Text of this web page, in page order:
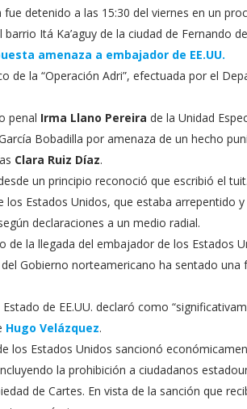
detenido a las 15:30 del viernes en un
Itá Ka’aguy de la ciudad de Fernando
amenaza a embajador de EE.UU.
de la “Operación Adri”, efectuada por el
penal Irma Llano Pereira de la Unidad
Bobadilla por amenaza de un hecho
Clara Ruiz Díaz.
un principio reconoció que escribió el
los Estados Unidos, que estaba arrepentido
declaraciones a un medio radial.
de la llegada del embajador de los Estados
Gobierno norteamericano ha sentado
de EE.UU. declaró como
Hugo Velázquez.
los Estados Unidos sancionó
la prohibición a ciudadanos
de Cartes. En vista de la sanción que